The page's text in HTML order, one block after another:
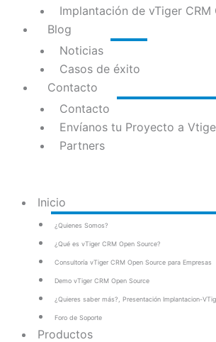
Implantación de vTiger CRM
Blog
Noticias
Casos de éxito
Contacto
Contacto
Envíanos tu Proyecto a
Partners
Inicio
¿Quienes Somos?
¿Qué es vTiger CRM Open Source?
Consultoría vTiger CRM Open Source para Empresas
Demo vTiger CRM Open Source
¿Quieres saber más?, Presentación Implantacion-
Foro de Soporte
Productos